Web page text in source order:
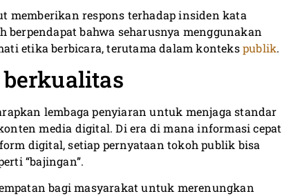
memberikan respons terhadap insiden kata
berpendapat bahwa seharusnya menggunakan
etika berbicara, terutama dalam kontekspublik.
lembaga penyiaran untuk menjaga standar
media digital. Di era di mana informasi cepat
digital, setiap pernyataan tokoh publik bisa
“bajingan”.
bagi masyarakat untuk merenungkan